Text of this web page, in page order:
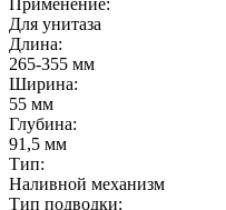
Для унитаза
Длина:
265-355 мм
Ширина:
55 мм
Глубина:
91,5 мм
Тип:
Наливной механизм
Тип подводки: